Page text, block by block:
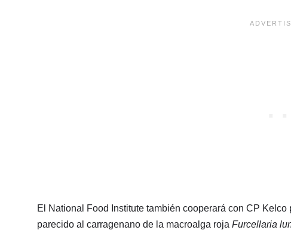
El National Food Institute también cooperará con CP
parecido al carragenano de la macroalga roja Furcellaria